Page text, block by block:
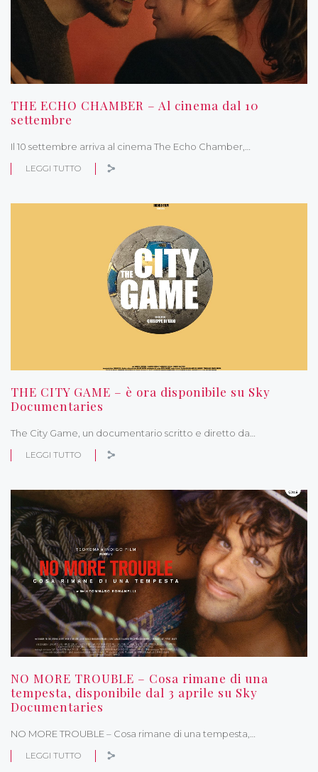
THE ECHO CHAMBER – Al cinema dal 10
settembre
Il 10 settembre arriva al cinema The Echo Chamber,…
LEGGI TUTTO
THE CITY GAME – è ora disponibile su Sky
Documentaries
The City Game, un documentario scritto e diretto da…
LEGGI TUTTO
NO MORE TROUBLE – Cosa rimane di una
tempesta, disponibile dal 3 aprile su Sky
Documentaries
NO MORE TROUBLE – Cosa rimane di una tempesta,…
LEGGI TUTTO